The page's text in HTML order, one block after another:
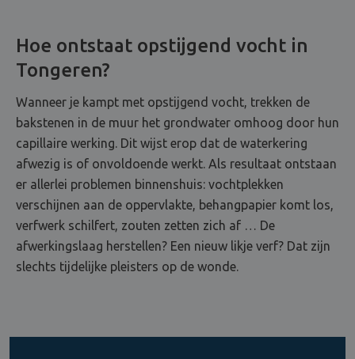
Hoe ontstaat opstijgend vocht in
Tongeren?
Wanneer je kampt met opstijgend vocht, trekken de
bakstenen in de muur het grondwater omhoog door hun
capillaire werking. Dit wijst erop dat de waterkering
afwezig is of onvoldoende werkt. Als resultaat ontstaan
er allerlei problemen binnenshuis: vochtplekken
verschijnen aan de oppervlakte, behangpapier komt los,
verfwerk schilfert, zouten zetten zich af … De
afwerkingslaag herstellen? Een nieuw likje verf? Dat zijn
slechts tijdelijke pleisters op de wonde.